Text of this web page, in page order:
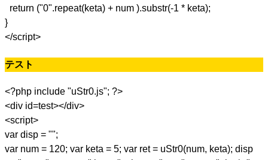
return ("0".repeat(keta) + num ).substr(-1 * keta);
}
</script>
テスト
<?php include "uStr0.js"; ?>
<div id=test></div>
<script>
var disp = "";
var num = 120; var keta = 5; var ret = uStr0(num, keta); disp